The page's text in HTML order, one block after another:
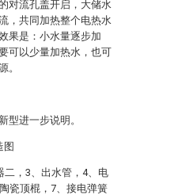
对流孔盖开启，大储水
，共同加热整个电热水
果是：小水量逐步加
可以少量加热水，也可
。
型进一步说明。
图
二，3、出水管，4、电
瓷顶棍，7、接电弹簧